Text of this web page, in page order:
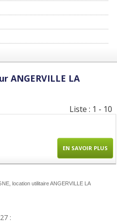
ANGERVILLE LA
Liste : 1 - 10
EN SAVOIR PLUS
location utilitaire ANGERVILLE LA
: